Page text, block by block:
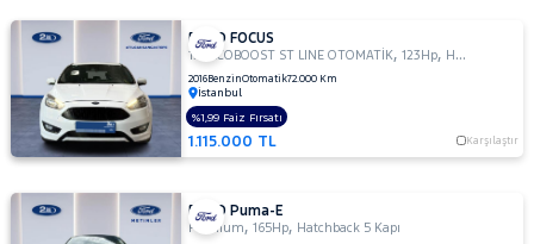
FORD FOCUS
1.0 ECOBOOST ST LINE OTOMATİK,123Hp, Hatchback 5 Kapı
2016BenzinOtomatik72.000 Km
İstanbul
1.115.000 TL Karşılaştır
%1,99 Faiz Fırsatı
FORD Puma-E
Premium,165Hp, Hatchback 5 Kapı